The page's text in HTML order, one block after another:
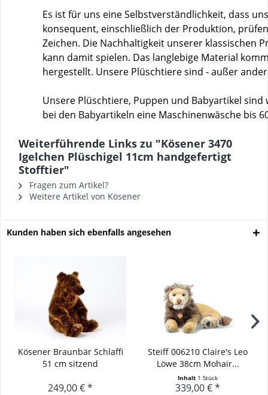
Es ist für uns eine Selbstverständlichkeit, dass
konsequent, einschließlich der Produktion,
Zeichen. Die Nachhaltigkeit unserer klassischen
kann damit spielen. Das langlebige Material
hergestellt. Unsere Plüschtiere sind - außer
Unsere Plüschtiere, Puppen und Babyartikel
bei den Babyartikeln eine Maschinenwäsche bis
Weiterführende Links zu "Kösener 3470
Igelchen Plüschigel 11cm handgefertigt
Stofftier"
Fragen zum Artikel?
Weitere Artikel von Kösener
Kunden haben sich ebenfalls angesehen
Kösener Braunbär Schlaffi
51 cm sitzend
249,00 € *
Steiff 006210 Claire's Leo
Löwe 38cm Mohair...
Inhalt 1 Stück
339,00 € *